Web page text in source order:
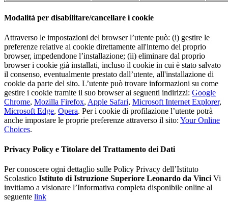
Modalità per disabilitare/cancellare i cookie
Attraverso le impostazioni del browser l’utente può: (i) gestire le
preferenze relative ai cookie direttamente all'interno del proprio
browser, impedendone l’installazione; (ii) eliminare dal proprio
browser i cookie già installati, incluso il cookie in cui è stato salvato
il consenso, eventualmente prestato dall’utente, all'installazione di
cookie da parte del sito. L’utente può trovare informazioni su come
gestire i cookie tramite il suo browser ai seguenti indirizzi: Google
Chrome, Mozilla Firefox, Apple Safari, Microsoft Internet Explorer,
Microsoft Edge, Opera. Per i cookie di profilazione l’utente potrà
anche impostare le proprie preferenze attraverso il sito: Your Online
Choices.
Privacy Policy e Titolare del Trattamento dei Dati
Per conoscere ogni dettaglio sulle Policy Privacy dell’Istituto
Scolastico Istituto di Istruzione Superiore Leonardo da VinciVi
invitiamo a visionare l’Informativa completa disponibile online al
seguente link